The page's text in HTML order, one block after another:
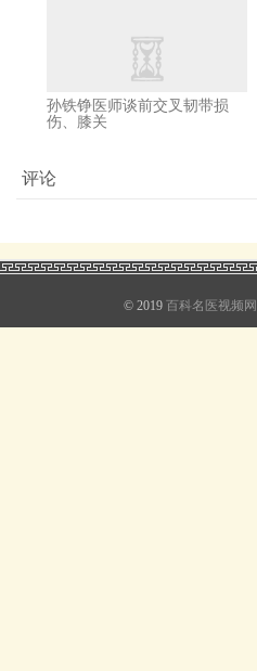
孙铁铮医师谈前交叉韧带损
伤、膝关
评论
© 2019 百科名医视频网